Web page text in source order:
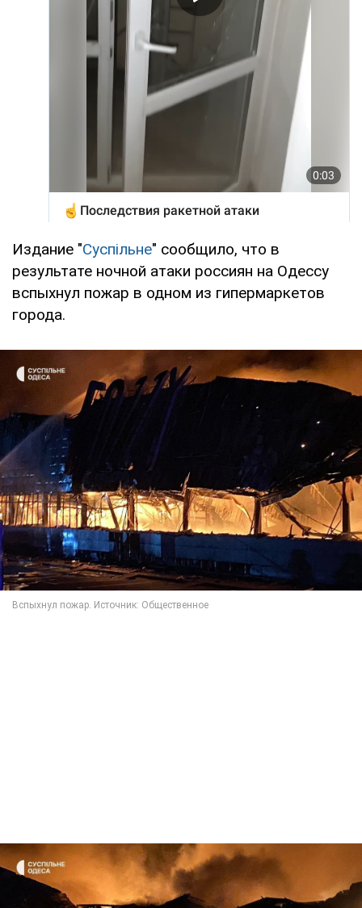
Издание "Суспільне" сообщило, что в
результате ночной атаки россиян на Одессу
вспыхнул пожар в одном из гипермаркетов
города.